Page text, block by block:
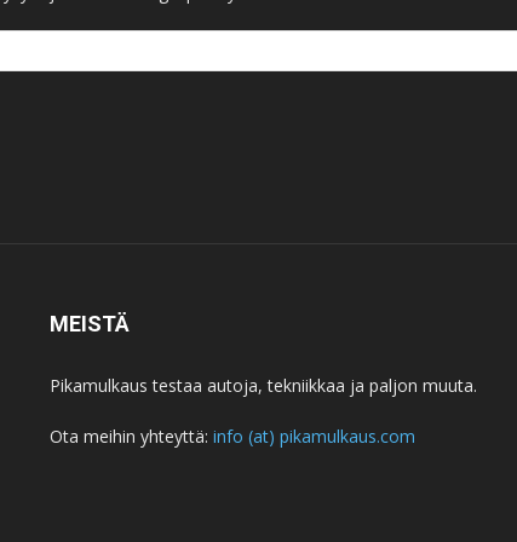
MEISTÄ
Pikamulkaus testaa autoja, tekniikkaa ja paljon muuta.
Ota meihin yhteyttä: info (at) pikamulkaus.com